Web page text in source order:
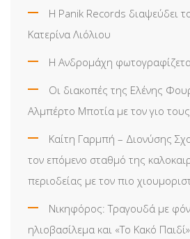
Η Panik Records διαψεύδει
Κατερίνα Λιόλιου
Η Ανδρομάχη
Οι διακοπές της Ελένης
Αλμπέρτο Μποτία με τον γιο τους
Καίτη Γαρμπή – Διονύσης
τον επόμενο σταθμό της
περιοδείας με τον πιο
Νικηφόρος: Τραγουδά με
ηλιοβασίλεμα και «Το Κακό Παιδί»